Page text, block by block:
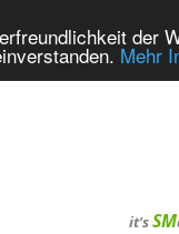
der
Mehr
it'sSM